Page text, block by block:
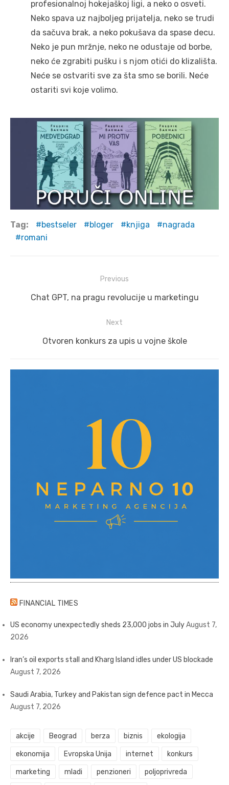
profesionalnoj hokejaškoj ligi, a neko o osveti.
Neko spava uz najboljeg prijatelja, neko se trudi
da sačuva brak, a neko pokušava da spase decu.
Neko je pun mržnje, neko ne odustaje od borbe,
neko će zgrabiti pušku i s njom otići do klizališta.
Neće se ostvariti sve za šta smo se borili. Neće
ostariti svi koje volimo.
Tag: bestseler bloger knjiga
nagrada
romani
navigation
Previous
Previous
Chat GPT, na pragu revolucije u marketingu
Next
Next
Otvoren konkurs za upis u vojne škole
FINANCIAL TIMES
US economy unexpectedly sheds 23,000 jobs in JulyAugust 7,
2026
Iran’s oil exports stall and Kharg Island idles under US blockade
August 7, 2026
Saudi Arabia, Turkey and Pakistan sign defence pact in Mecca
August 7, 2026
akcije Beograd berza biznis ekologija
ekonomija Evropska Unija internet konkurs
marketing mladi penzioneri poljoprivreda